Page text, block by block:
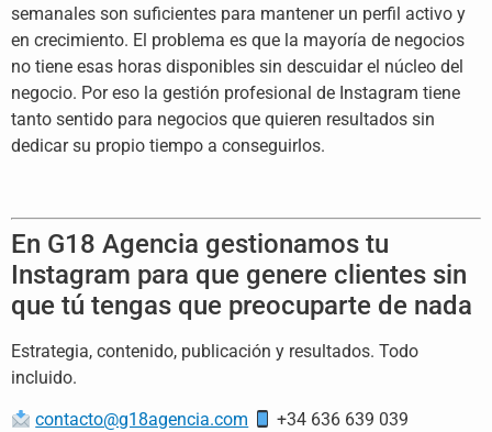
semanales son suficientes para mantener un perfil activo y
en crecimiento. El problema es que la mayoría de negocios
no tiene esas horas disponibles sin descuidar el núcleo del
negocio. Por eso la gestión profesional de Instagram tiene
tanto sentido para negocios que quieren resultados sin
dedicar su propio tiempo a conseguirlos.
En G18 Agencia gestionamos tu
Instagram para que genere clientes sin
que tú tengas que preocuparte de nada
Estrategia, contenido, publicación y resultados. Todo
incluido.
contacto@g18agencia.com +34 636 639 039